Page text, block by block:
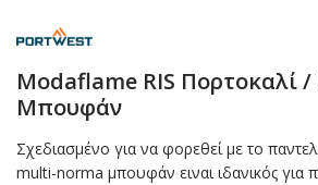
Modaflame RIS Πορτοκαλί
Μπουφάν
Σχεδιασμένο για να φορεθεί με το
multi-norma μπουφάν ειναι ιδανικός για